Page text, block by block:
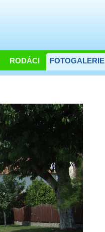
RODÁCI FOTOGALERIE